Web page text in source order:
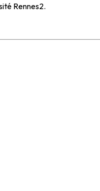
Rennes2.